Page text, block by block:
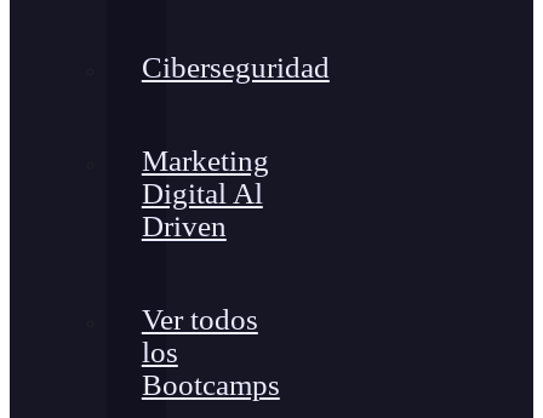
Ciberseguridad
Marketing
Digital Al
Driven
Ver todos
los
Bootcamps